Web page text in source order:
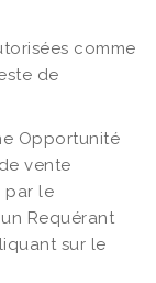
comme
de
Opportunité
vente
par le
Requérant
sur le